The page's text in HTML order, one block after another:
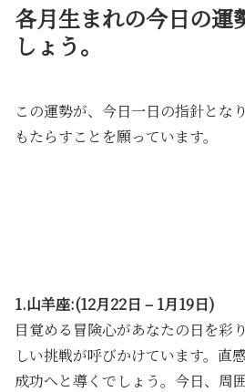
各月生まれの今日の運
しょう。
この運勢が、今日一日の指針とな
もたらすことを願っています。
1.山羊座:(12月22日 – 1月19日)
目覚める冒険心があなたの日を彩
しい挑戦が呼びかけています。直
成功へと導くでしょう。今日、周